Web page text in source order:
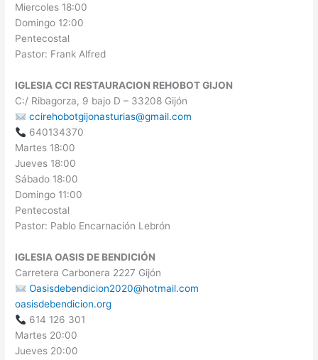
Miercoles 18:00
Domingo 12:00
Pentecostal
Pastor: Frank Alfred
IGLESIA CCI RESTAURACION REHOBOT GIJON
C:/ Ribagorza, 9 bajo D – 33208 Gijón
ccirehobotgijonasturias@gmail.com
640134370
Martes 18:00
Jueves 18:00
Sábado 18:00
Domingo 11:00
Pentecostal
Pastor: Pablo Encarnación Lebrón
IGLESIA OASIS DE BENDICIÓN
Carretera Carbonera 2227 Gijón
Oasisdebendicion2020@hotmail.com
oasisdebendicion.org
614 126 301
Martes 20:00
Jueves 20:00